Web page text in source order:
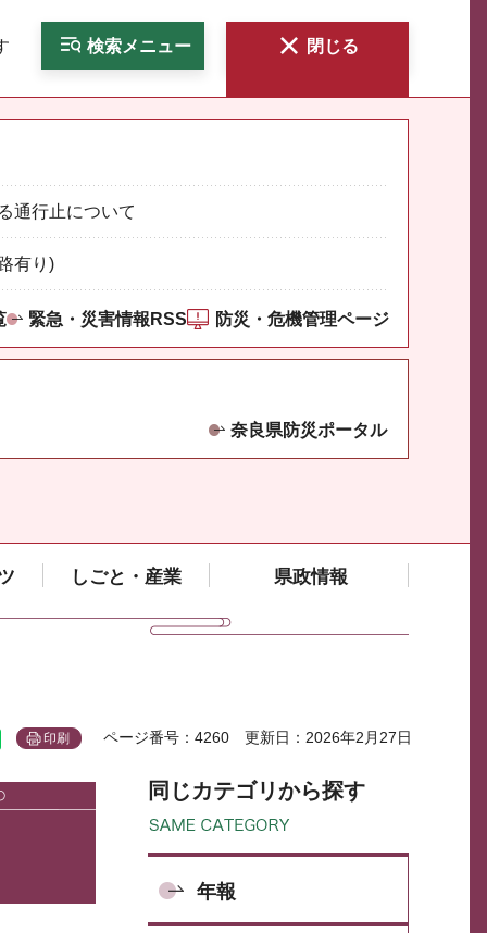
検索メニュー 閉じる
通行止について
有り)
緊急・災害情報RSS 防災・危機管理ページ
奈良県防災ポータル
しごと・産業 県政情報
印刷 ページ番号：4260 更新日：2026年2月27日
同じカテゴリから探す
年報